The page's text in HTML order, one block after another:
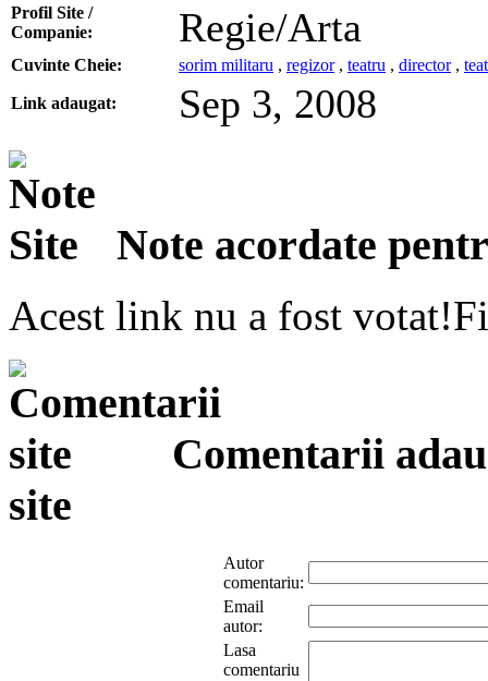
Profil Site /
Companie:
Regie/Arta
Cuvinte Cheie: sorim militaru , regizor, teatru , director,
Link adaugat: Sep 3, 2008
Note acordate
Acest link nu a fost
Comentarii
site
Autor
comentariu:
Email
autor:
Lasa
comentariu